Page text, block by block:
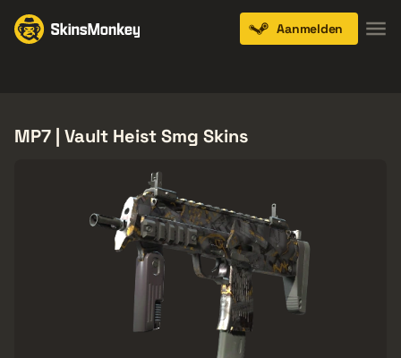
Aanmelden
MP7 | Vault Heist Smg Skins